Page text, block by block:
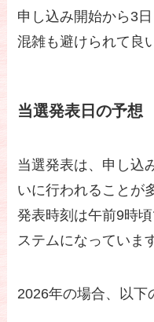
申し込み開始から3
混雑も避けられて良
当選発表日の予想
当選発表は、申し込
いに行われることが
発表時刻は午前9時
ステムになっていま
2026年の場合、以下